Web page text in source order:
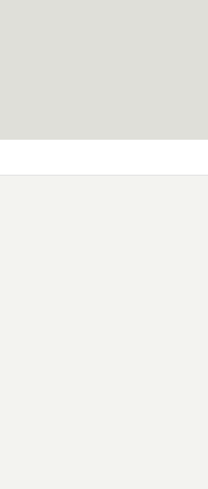
miljard. Op 30
ongeveer 318.000